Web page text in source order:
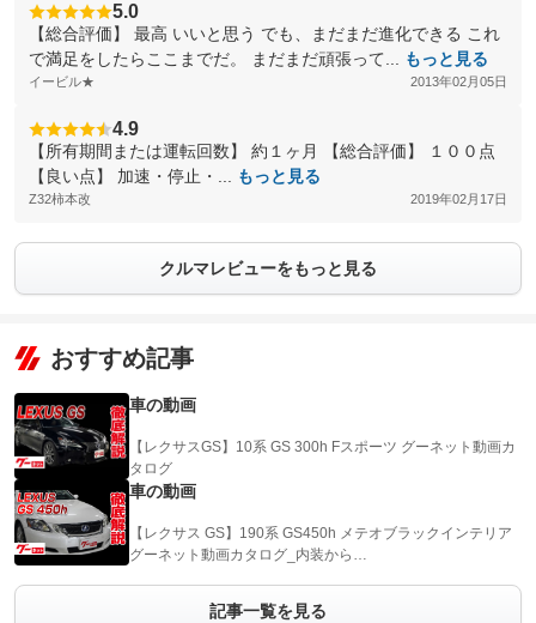
5.0
【総合評価】 最高 いいと思う でも、まだまだ進化できる これ
で満足をしたらここまでだ。 まだまだ頑張って...
もっと見る
イービル★ 2013年02月05日
4.9
【所有期間または運転回数】 約１ヶ月 【総合評価】 １００点
【良い点】 加速・停止・...
もっと見る
Z32柿本改 2019年02月17日
クルマレビューをもっと見る
おすすめ記事
車の動画
【レクサスGS】10系 GS 300h Fスポーツ グーネット動画カ
タログ
車の動画
【レクサス GS】190系 GS450h メテオブラックインテリア
グーネット動画カタログ_内装から…
記事一覧を見る